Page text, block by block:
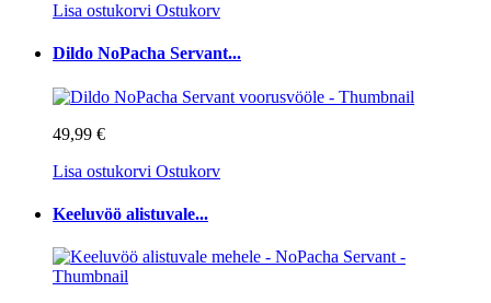
Lisa ostukorvi Ostukorv
Dildo NoPacha Servant...
49,99 €
Lisa ostukorvi Ostukorv
Keeluvöö alistuvale...